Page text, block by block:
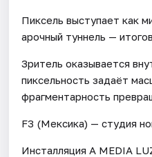
Пиксель выступает как
арочный туннель —
Зритель оказывается
пиксельность задаёт
фрагментарность
F3 (Мексика) — студия
Инсталляция A MEDIA